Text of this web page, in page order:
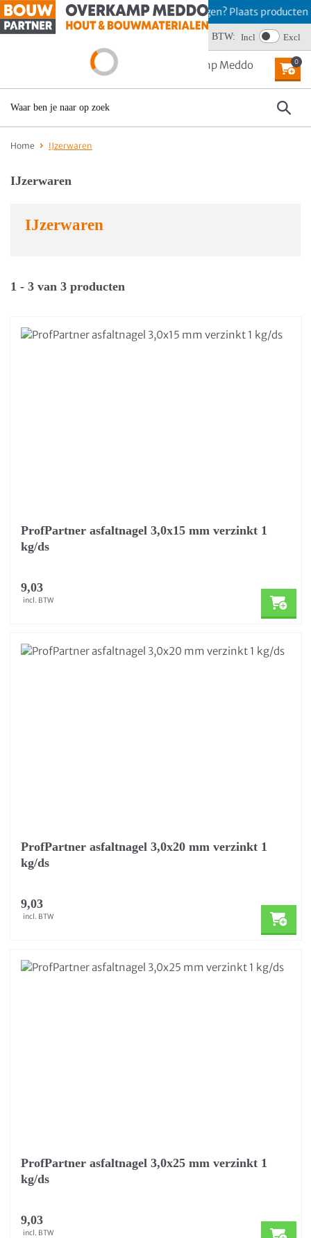
Offerte aanvragen? Plaats producten
Wij scoren een 4,6 BTW: Incl Excl
0
Home IJzerwaren
IJzerwaren
IJzerwaren
1 - 3 van 3 producten
ProfPartner asfaltnagel 3,0x15 mm verzinkt 1
kg/ds
9,03
incl. BTW
ProfPartner asfaltnagel 3,0x20 mm verzinkt 1
kg/ds
9,03
incl. BTW
ProfPartner asfaltnagel 3,0x25 mm verzinkt 1
kg/ds
9,03
incl. BTW